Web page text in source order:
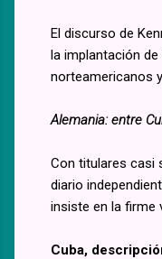
El discurso de
la implantación
norteamericanos
Alemania: entre
Con titulares casi
diario
insiste en la firme
Cuba,